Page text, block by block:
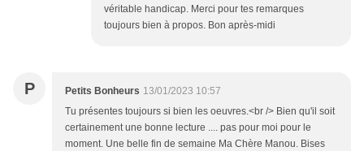
véritable handicap. Merci pour tes remarques
toujours bien à propos. Bon après-midi
P Petits Bonheurs 13/01/2023 10:57
Tu présentes toujours si bien les oeuvres.<br /> Bien qu'il soit
certainement une bonne lecture .... pas pour moi pour le
moment. Une belle fin de semaine Ma Chère Manou. Bises